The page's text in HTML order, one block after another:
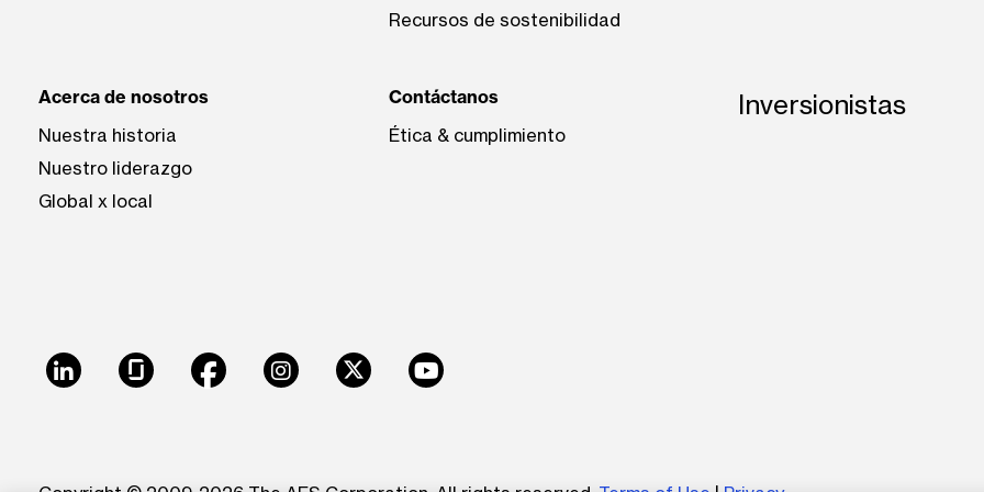
Recursos de sostenibilidad
Acerca de nosotros
Nuestra historia
Nuestro liderazgo
Global x local
Contáctanos
Ética & cumplimiento
Inversionistas
LinkedInGlassdoorFacebookInstagram
X Youtube